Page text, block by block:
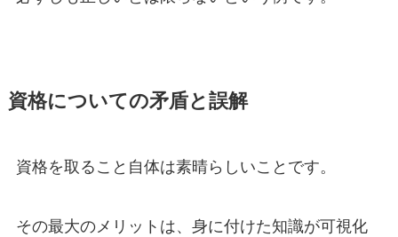
資格についての矛盾と誤解
資格を取ること自体は素晴らしいことです。
その最大のメリットは、身に付けた知識が可視化